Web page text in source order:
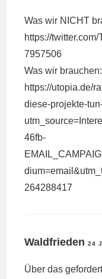
Was wir NICHT
https://
7957506
Was wir brauchen:
https://utopia.de/
diese-projekte-
46fb-
264288417
Waldfrieden24
Über das